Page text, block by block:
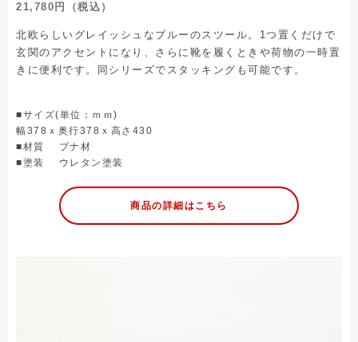
21,780円（税込）
北欧らしいグレイッシュなブルーのスツール。1つ置くだけで
玄関のアクセントになり、さらに靴を履くときや荷物の一時置
きに便利です。同シリーズでスタッキングも可能です。
■サイズ(単位：ｍｍ)
幅378ｘ奥行378ｘ高さ430
■材質 ブナ材
■塗装 ウレタン塗装
商品の詳細はこちら